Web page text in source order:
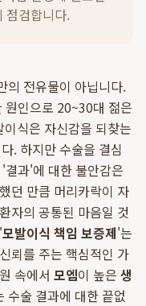
점검합니다.
의 전유물이 아닙니다.
원인으로 20~30대 젊은
식은 자신감을 되찾는
. 하지만 수술을 결심
과'에 대한 불안감은
던 만큼 머리카락이 자
자의 공통된 마음일 것
모발이식 책임 보증제'는
뢰를 주는 핵심적인 가
속에서 모엠이 높은 생
수술 결과에 대한 끝없